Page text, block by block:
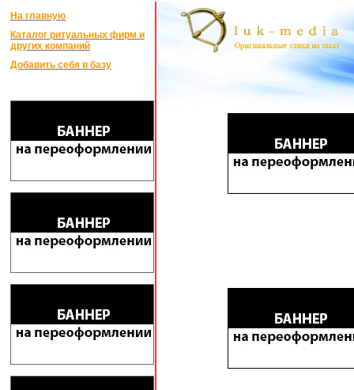
На главную
Каталог ритуальных фирм и
других компаний
Добавить себя в базу